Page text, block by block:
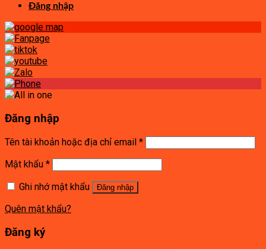
Đăng nhập
Đăng nhập
Tên tài khoản hoặc địa chỉ email *
Mật khẩu *
Ghi nhớ mật khẩu
Đăng nhập
Quên mật khẩu?
Đăng ký